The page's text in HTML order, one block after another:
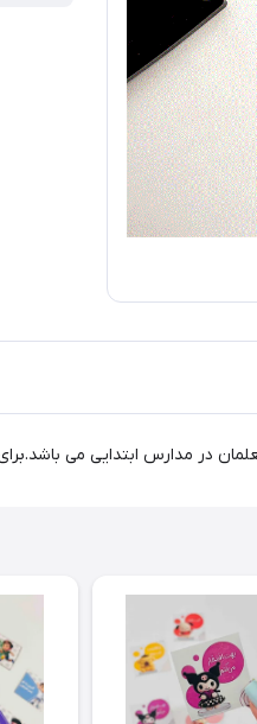
در مدارس ابتدایی می باشد.برای